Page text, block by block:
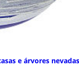
e árvores nevadas